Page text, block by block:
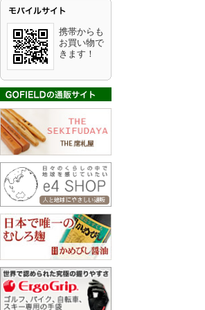
携帯からも
お買い物で
きます！